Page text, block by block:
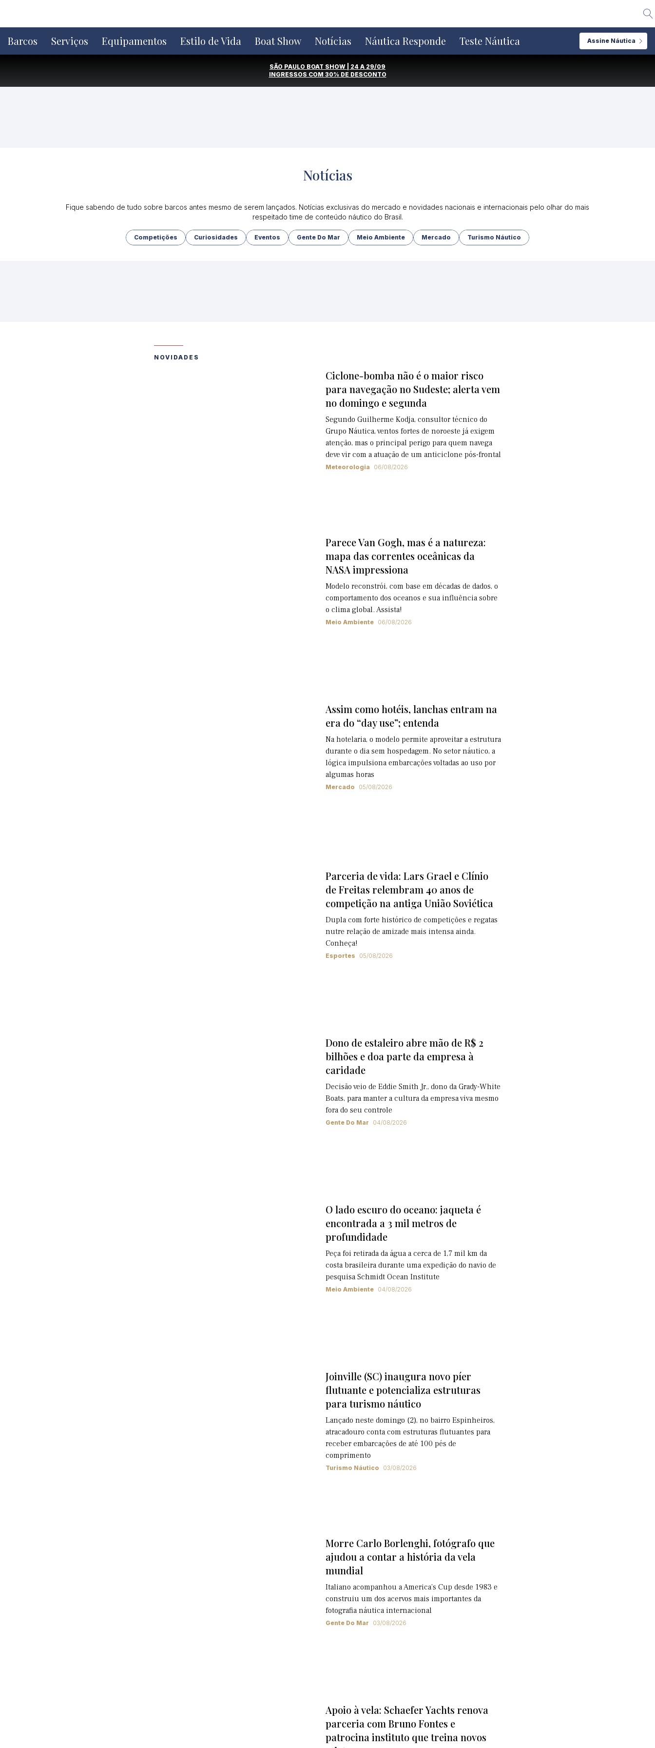
o
conteúdo
Barcos Serviços Equipamentos Estilo de Vida Boat Show Notícias Náutica Responde Teste Náutica Assine Náutica
SÃO PAULO BOAT SHOW | 24 A 29/09
INGRESSOS COM 30% DE DESCONTO
Notícias
Fique sabendo de tudo sobre barcos antes mesmo de serem lançados. Notícias exclusivas do mercado e novidades nacionais e internacionais pelo olhar do mais
respeitado time de conteúdo náutico do Brasil.
Competições Curiosidades Eventos Gente Do Mar Meio Ambiente Mercado Turismo Náutico
NOVIDADES
Ciclone-bomba não é o maior risco
para navegação no Sudeste; alerta vem
no domingo e segunda
Segundo Guilherme Kodja, consultor técnico do
Grupo Náutica, ventos fortes de noroeste já exigem
atenção, mas o principal perigo para quem navega
deve vir com a atuação de um anticiclone pós-frontal
Meteorologia 06/08/2026
Parece Van Gogh, mas é a natureza:
mapa das correntes oceânicas da
NASA impressiona
Modelo reconstrói, com base em décadas de dados, o
comportamento dos oceanos e sua influência sobre
o clima global. Assista!
Meio Ambiente 06/08/2026
Assim como hotéis, lanchas entram na
era do “day use”; entenda
Na hotelaria, o modelo permite aproveitar a estrutura
durante o dia sem hospedagem. No setor náutico, a
lógica impulsiona embarcações voltadas ao uso por
algumas horas
Mercado 05/08/2026
Parceria de vida: Lars Grael e Clínio
de Freitas relembram 40 anos de
competição na antiga União Soviética
Dupla com forte histórico de competições e regatas
nutre relação de amizade mais intensa ainda.
Conheça!
Esportes 05/08/2026
Dono de estaleiro abre mão de R$ 2
bilhões e doa parte da empresa à
caridade
Decisão veio de Eddie Smith Jr., dono da Grady-White
Boats, para manter a cultura da empresa viva mesmo
fora do seu controle
Gente Do Mar 04/08/2026
O lado escuro do oceano: jaqueta é
encontrada a 3 mil metros de
profundidade
Peça foi retirada da água a cerca de 1,7 mil km da
costa brasileira durante uma expedição do navio de
pesquisa Schmidt Ocean Institute
Meio Ambiente 04/08/2026
Joinville (SC) inaugura novo píer
flutuante e potencializa estruturas
para turismo náutico
Lançado neste domingo (2), no bairro Espinheiros,
atracadouro conta com estruturas flutuantes para
receber embarcações de até 100 pés de
comprimento
Turismo Náutico 03/08/2026
Morre Carlo Borlenghi, fotógrafo que
ajudou a contar a história da vela
mundial
Italiano acompanhou a America’s Cup desde 1983 e
construiu um dos acervos mais importantes da
fotografia náutica internacional
Gente Do Mar 03/08/2026
Apoio à vela: Schaefer Yachts renova
parceria com Bruno Fontes e
patrocina instituto que treina novos